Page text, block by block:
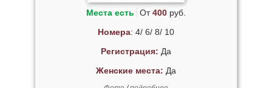
Места есть От400руб.
Номера: 4/ 6/ 8/ 10
Регистрация: Да
Женские места: Да